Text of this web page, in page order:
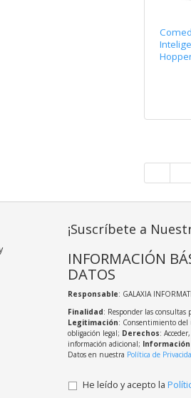
¡Suscríbete a
INFORMACIÓN
DATOS
Responsable: GALAXIA
Finalidad: Responder las
Legitimación: Consentimiento del
obligación legal; Derechos:
información adicional;
Datos en nuestra Política de
He leído y acepto la